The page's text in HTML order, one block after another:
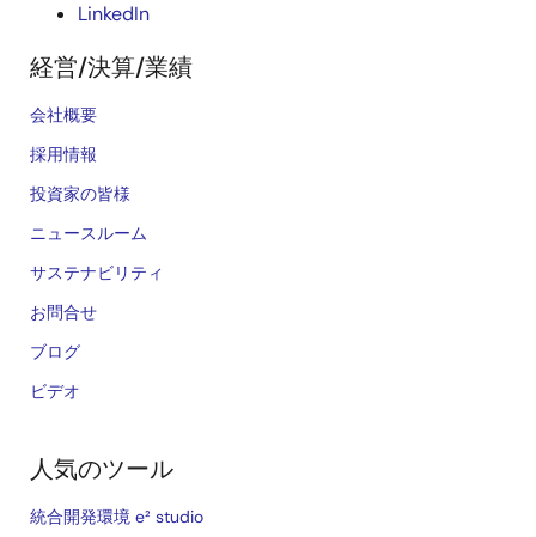
LinkedIn
経営/決算/業績
会社概要
採用情報
投資家の皆様
ニュースルーム
サステナビリティ
お問合せ
ブログ
ビデオ
人気のツール
統合開発環境 e² studio